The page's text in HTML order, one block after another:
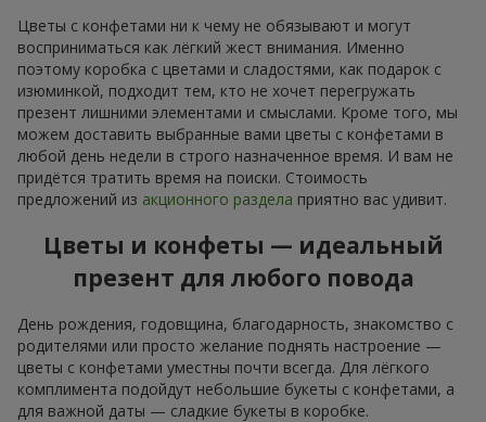
Цветы с конфетами ни к чему не обязывают и могут
восприниматься как лёгкий жест внимания. Именно
поэтому коробка с цветами и сладостями, как подарок с
изюминкой, подходит тем, кто не хочет перегружать
презент лишними элементами и смыслами. Кроме того, мы
можем доставить выбранные вами цветы с конфетами в
любой день недели в строго назначенное время. И вам не
придётся тратить время на поиски. Стоимость
предложений из акционного раздела приятно вас удивит.
Цветы и конфеты — идеальный
презент для любого повода
День рождения, годовщина, благодарность, знакомство с
родителями или просто желание поднять настроение —
цветы с конфетами уместны почти всегда. Для лёгкого
комплимента подойдут небольшие букеты с конфетами, а
для важной даты — сладкие букеты в коробке.